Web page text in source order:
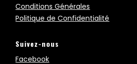
Conditions Générales
Politique de Confidentialité
Suivez-nous
Facebook